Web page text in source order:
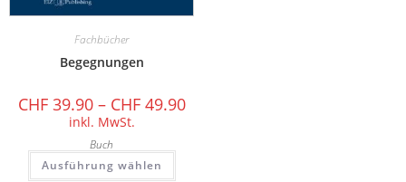
Fachbücher
Begegnungen
CHF39.90 – CHF49.90
inkl. MwSt.
Buch
Ausführung wählen